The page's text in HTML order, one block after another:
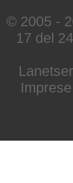
© 2005 -
17 del